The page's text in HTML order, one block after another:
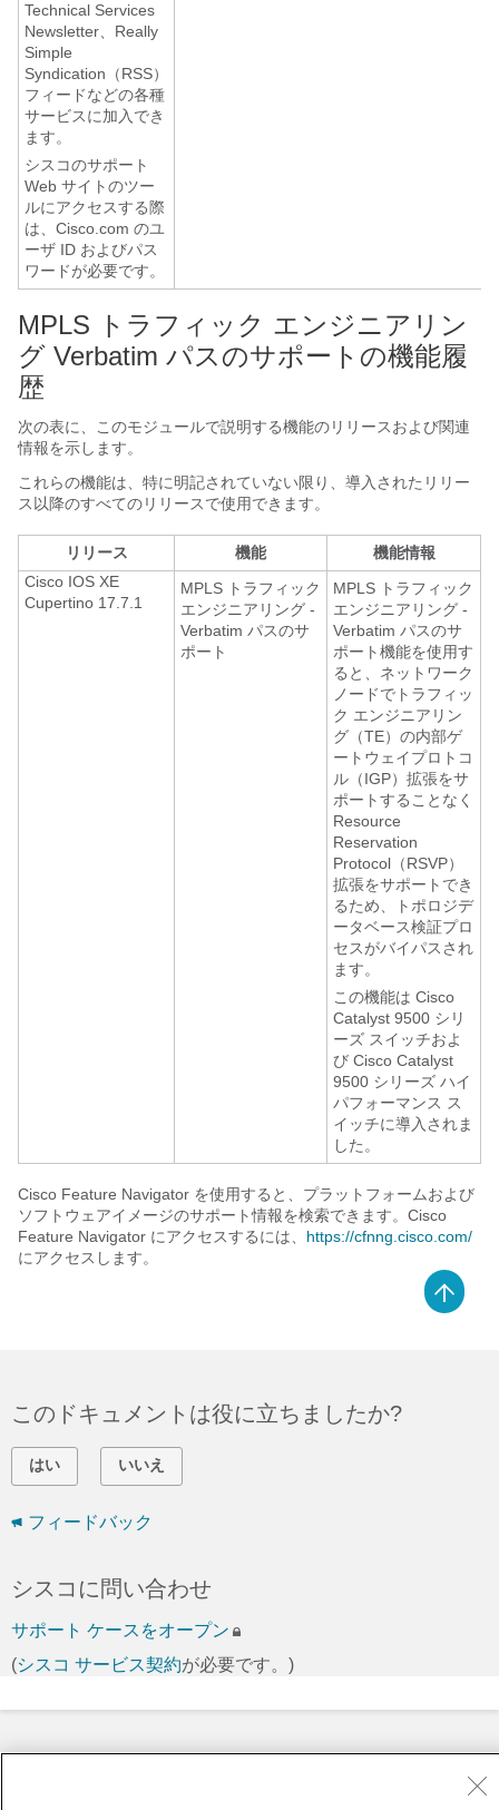
Technical Services
Newsletter、Really
Simple
Syndication（RSS）
フィードなどの各種
サービスに加入でき
ます。
シスコのサポート
Web サイトのツー
ルにアクセスする際
は、Cisco.com のユ
ーザ ID およびパス
ワードが必要です。
MPLS トラフィック エンジニアリン
グ Verbatim パスのサポートの機能履
歴
次の表に、このモジュールで説明する機能のリリースおよび関連
情報を示します。
これらの機能は、特に明記されていない限り、導入されたリリー
ス以降のすべてのリリースで使用できます。
リリース 機能
機能情報
Cisco IOS XE
Cupertino 17.7.1
MPLS トラフィック
エンジニアリング -
Verbatim パスのサ
ポート
MPLS トラフィック
エンジニアリング -
Verbatim パスのサ
ポート機能を使用す
ると、ネットワーク
ノードでトラフィッ
ク エンジニアリン
グ（TE）の内部ゲ
ートウェイプロトコ
ル（IGP）拡張をサ
ポートすることなく
Resource
Reservation
Protocol（RSVP）
拡張をサポートでき
るため、トポロジデ
ータベース検証プロ
セスがバイパスされ
ます。
この機能は Cisco
Catalyst 9500 シリ
ーズ スイッチおよ
び Cisco Catalyst
9500 シリーズ ハイ
パフォーマンス ス
イッチに導入されま
した。
Cisco Feature Navigator を使用すると、プラットフォームおよび
ソフトウェアイメージのサポート情報を検索できます。Cisco
Feature Navigator にアクセスするには、 https://cfnng.cisco.com/
にアクセスします。
このドキュメントは役に立ちましたか?
はい いいえ
フィードバック
シスコに問い合わせ
サポート ケースをオープン
(シスコ サービス契約が必要です。)